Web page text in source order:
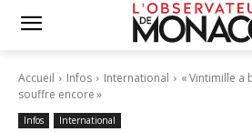
Accueil Infos International
« Vintimille a
souffre encore »
Infos International